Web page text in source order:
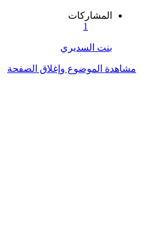
المشاركات
1
بنت السديري
مشاهدة الموضوع وإغلاق الصفحة